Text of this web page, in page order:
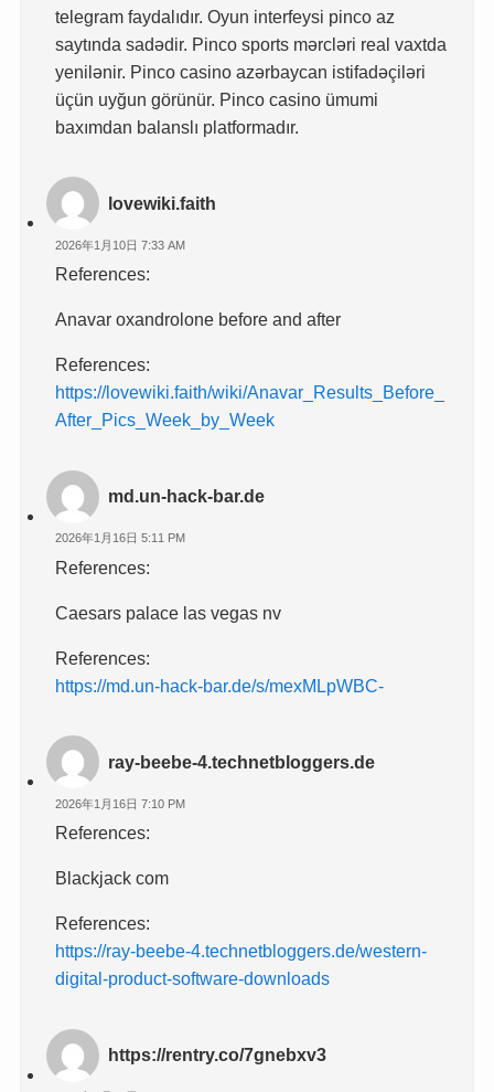
telegram faydalıdır. Oyun interfeysi pinco az
saytında sadədir. Pinco sports mərcləri real vaxtda
yenilənir. Pinco casino azərbaycan istifadəçiləri
üçün uyğun görünür. Pinco casino ümumi
baxımdan balanslı platformadır.
lovewiki.faith
2026年1月10日 7:33 AM
References:
Anavar oxandrolone before and after
References:
https://lovewiki.faith/wiki/Anavar_Results_Before_
After_Pics_Week_by_Week
md.un-hack-bar.de
2026年1月16日 5:11 PM
References:
Caesars palace las vegas nv
References:
https://md.un-hack-bar.de/s/mexMLpWBC-
ray-beebe-4.technetbloggers.de
2026年1月16日 7:10 PM
References:
Blackjack com
References:
https://ray-beebe-4.technetbloggers.de/western-
digital-product-software-downloads
https://rentry.co/7gnebxv3